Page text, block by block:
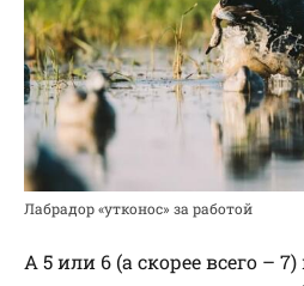
Лабрадор «утконос» за работой
А 5 или 6 (а скорее всего –